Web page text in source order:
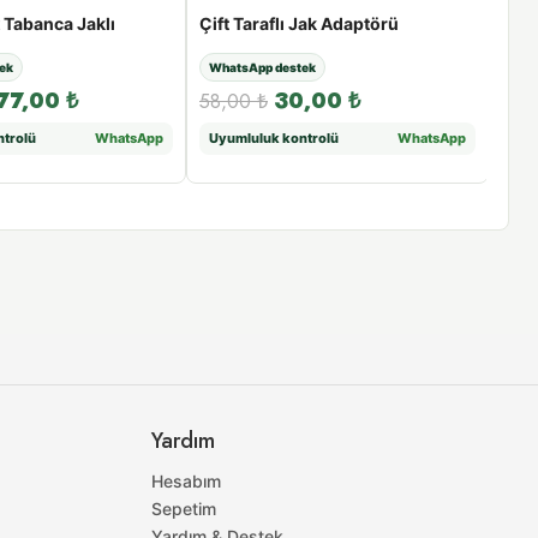
Jaklı
₺
WhatsApp
Çift Taraflı Jak Adaptörü
WhatsApp destek
58,00₺ 30,00 ₺
Uyumluluk kontrolü WhatsApp
Yardım
Hesabım
Sepetim